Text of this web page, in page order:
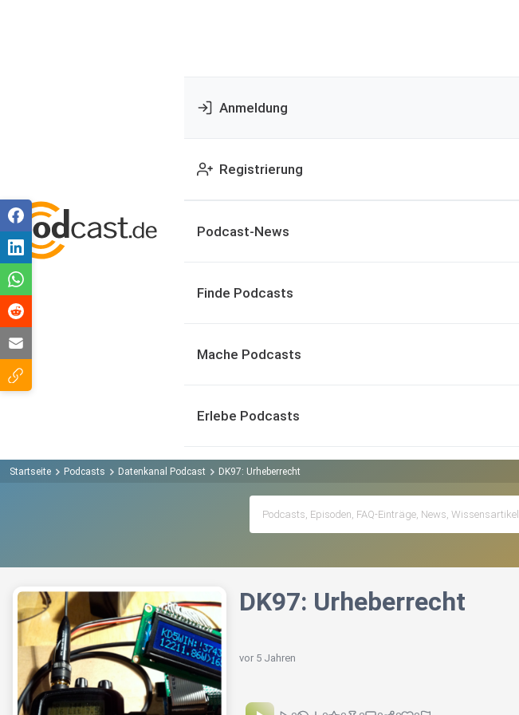
Anmeldung
Registrierung
Podcast-News
Finde Podcasts
Mache Podcasts
Erlebe Podcasts
Startseite Podcasts Datenkanal Podcast DK97: Urheberrecht
DK97: Urheberrecht
vor 5 Jahren